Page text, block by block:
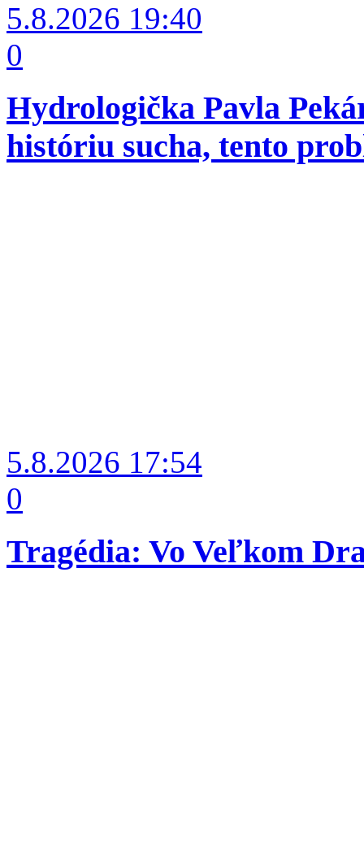
5.8.2026 19:40
0
Hydrologička Pavla
históriu sucha, tento
5.8.2026 17:54
0
Tragédia: Vo Veľkom